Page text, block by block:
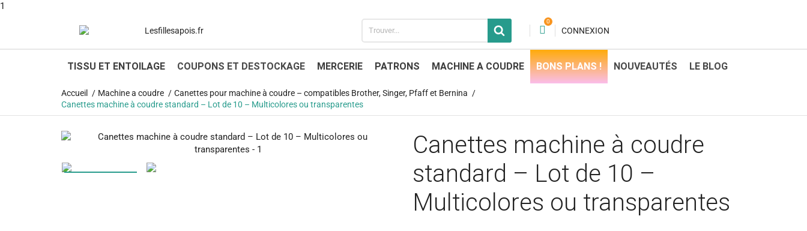
1
0
CONNEXION
TISSU ET ENTOILAGE COUPONS ET DESTOCKAGE MERCERIE PATRONS MACHINE A COUDRE BONS PLANS ! NOUVEAUTÉS LE BLOG
Accueil Machine a coudre
Canettes pour machine à coudre – compatibles Brother, Singer, Pfaff et Bernina
Canettes machine à coudre standard – Lot de 10 – Multicolores ou transparentes
Canettes machine à coudre
standard – Lot de 10 –
Multicolores ou transparentes